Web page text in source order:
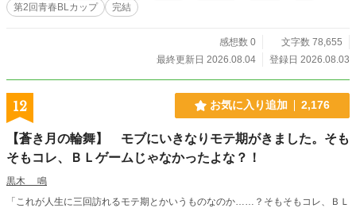
第2回青春BLカップ
完結
感想数 0
文字数 78,655
最終更新日 2026.08.04
登録日 2026.08.03
12 お気に入り追加 2,176
【蒼き月の輪舞】 モブにいきなりモテ期がきました。そも
そもコレ、ＢＬゲームじゃなかったよな？！
黒木 鳴
「これが人生に三回訪れるモテ期とかいうものなのか……？そもそもコレ、ＢＬ